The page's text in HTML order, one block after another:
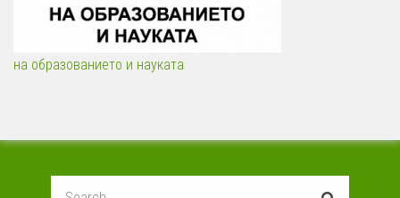
на образованието и науката